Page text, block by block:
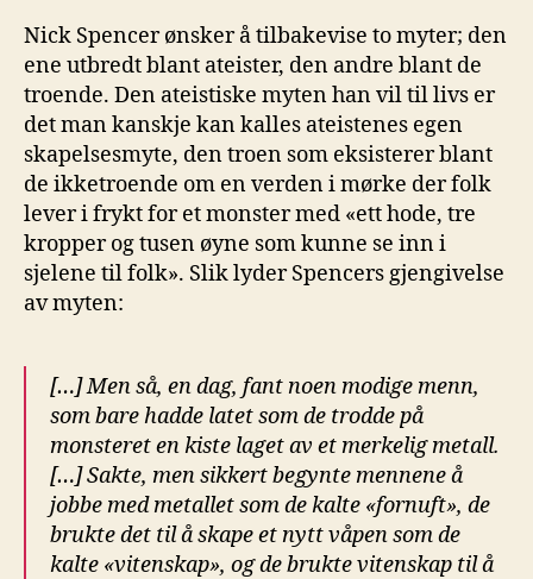
Nick Spencer ønsker å tilbakevise to myter; den
ene utbredt blant ateister, den andre blant de
troende. Den ateistiske myten han vil til livs er
det man kanskje kan kalles ateistenes egen
skapelsesmyte, den troen som eksisterer blant
de ikketroende om en verden i mørke der folk
lever i frykt for et monster med «ett hode, tre
kropper og tusen øyne som kunne se inn i
sjelene til folk». Slik lyder Spencers gjengivelse
av myten:
[…] Men så, en dag, fant noen modige menn,
som bare hadde latet som de trodde på
monsteret en kiste laget av et merkelig metall.
[…] Sakte, men sikkert begynte mennene å
jobbe med metallet som de kalte «fornuft», de
brukte det til å skape et nytt våpen som de
kalte «vitenskap», og de brukte vitenskap til å